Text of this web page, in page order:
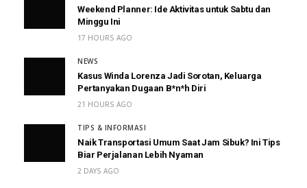
Weekend Planner: Ide Aktivitas untuk Sabtu dan
Minggu Ini
17 HOURS AGO
NEWS
Kasus Winda Lorenza Jadi Sorotan, Keluarga
Pertanyakan Dugaan B*n*h Diri
21 HOURS AGO
TIPS & INFORMASI
Naik Transportasi Umum Saat Jam Sibuk? Ini Tips
Biar Perjalanan Lebih Nyaman
2 DAYS AGO